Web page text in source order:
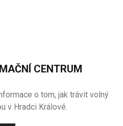
CENTRUM
o tom, jak trávit volný
v Hradci Králové.